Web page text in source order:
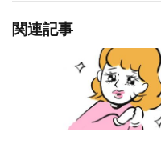
関連記事